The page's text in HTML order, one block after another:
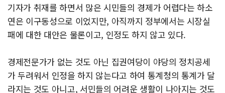
기자가 취재를 하면서 많은 시민들의 경제가 어렵다는 하소
연은 이구동성으로 이었지만, 아직까지 정부에서는 시장실
패에 대한 대안은 물론이고, 인정도 하지 않고 있다.
경제전문가가 없는 것도 아닌 집권여당이 야당의 정치공세
가 두려워서 인정을 하지 않는다고 하여 통계청의 통계가 달
라지는 것도 아니고, 서민들의 어려운 생활이 나아지는 것도